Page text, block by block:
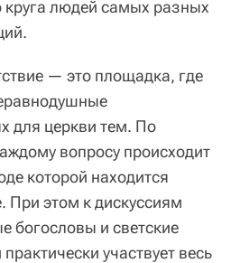
круга людей самых разных
— это площадка, где
для церкви тем. По
вопросу происходит
которой находится
При этом к дискуссиям
богословы и светские
участвует весь